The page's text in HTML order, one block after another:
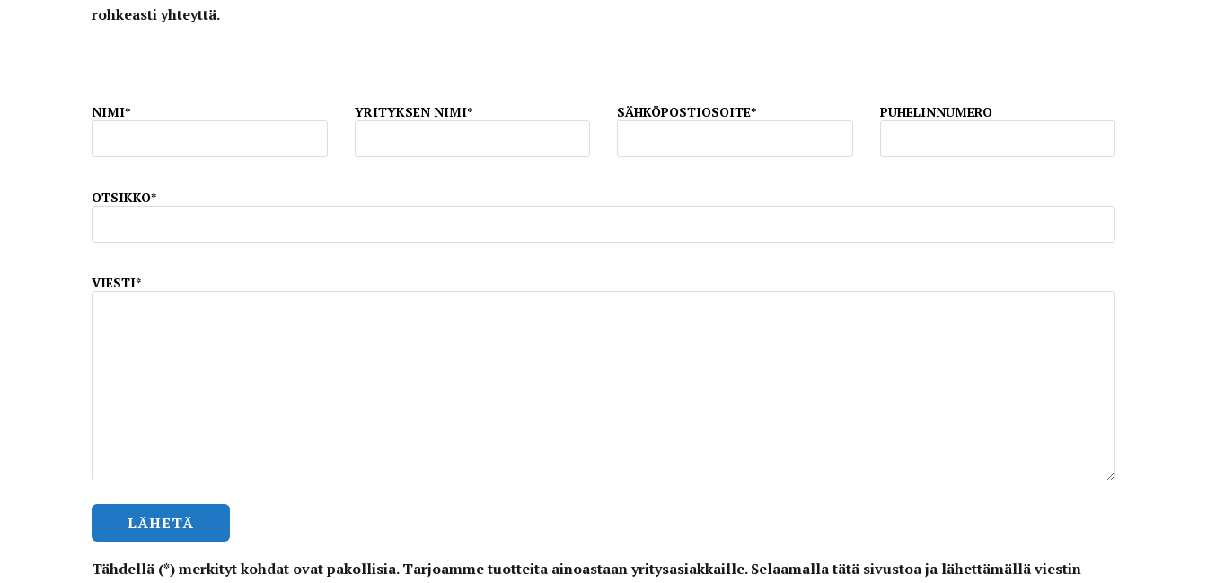
rohkeasti yhteyttä.
NIMI* YRITYKSEN NIMI* SÄHKÖPOSTIOSOITE* PUHELINNUMERO
OTSIKKO*
VIESTI*
Tähdellä (*) merkityt kohdat ovat pakollisia. Tarjoamme tuotteita ainoastaan yritysasiakkaille. Selaamalla tätä sivustoa ja lähettämällä viestin